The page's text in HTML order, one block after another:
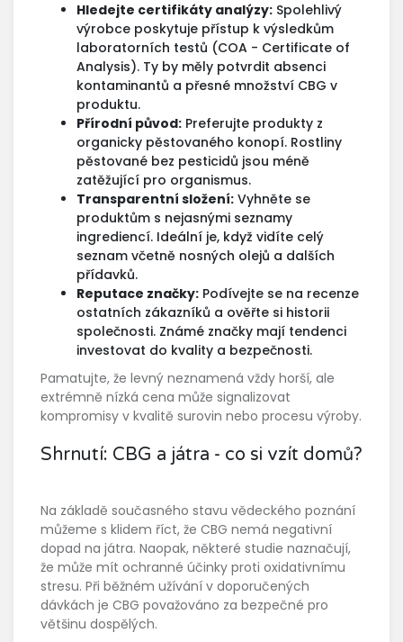
Hledejte certifikáty analýzy: Spolehlivý
výrobce poskytuje přístup k výsledkům
laboratorních testů (COA - Certificate of
Analysis). Ty by měly potvrdit absenci
kontaminantů a přesné množství CBG v
produktu.
Přírodní původ: Preferujte produkty z
organicky pěstovaného konopí. Rostliny
pěstované bez pesticidů jsou méně
zatěžující pro organismus.
Transparentní složení: Vyhněte se
produktům s nejasnými seznamy
ingrediencí. Ideální je, když vidíte celý
seznam včetně nosných olejů a dalších
přídavků.
Reputace značky: Podívejte se na recenze
ostatních zákazníků a ověřte si historii
společnosti. Známé značky mají tendenci
investovat do kvality a bezpečnosti.
Pamatujte, že levný neznamená vždy horší, ale
extrémně nízká cena může signalizovat
kompromisy v kvalitě surovin nebo procesu výroby.
Shrnutí: CBG a játra - co si vzít domů?
Na základě současného stavu vědeckého poznání
můžeme s klidem říct, že CBG nemá negativní
dopad na játra. Naopak, některé studie naznačují,
že může mít ochranné účinky proti oxidativnímu
stresu. Při běžném užívání v doporučených
dávkách je CBG považováno za bezpečné pro
většinu dospělých.